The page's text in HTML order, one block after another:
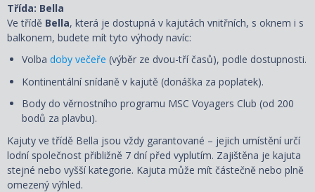
Třída: Bella
Ve třídě Bella, která je dostupná v kajutách vnitřních, s oknem i s
balkonem, budete mít tyto výhody navíc:
Volba doby večeře (výběr ze dvou-tří časů), podle dostupnosti.
Kontinentální snídaně v kajutě (donáška za poplatek).
Body do věrnostního programu MSC Voyagers Club (od 200
bodů za plavbu).
Kajuty ve třídě Bella jsou vždy garantované – jejich umístění určí
lodní společnost přibližně 7 dní před vyplutím. Zajištěna je kajuta
stejné nebo vyšší kategorie. Kajuta může mít částečně nebo plně
omezený výhled.